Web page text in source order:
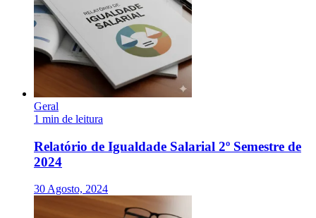
Geral
1 min de leitura
Relatório de Igualdade Salarial 2º Semestre de
2024
30 Agosto, 2024